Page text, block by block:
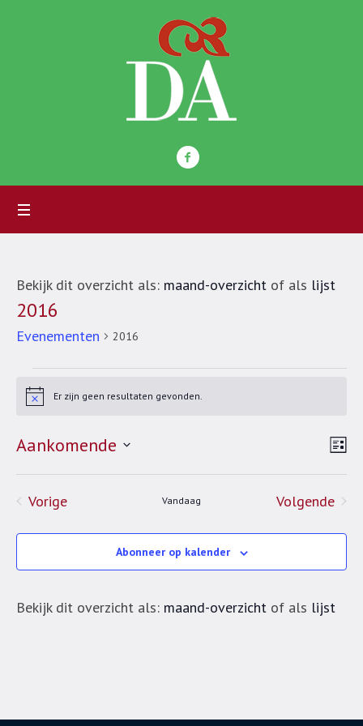
Bekijk dit overzicht als: maand-overzicht of als lijst
2016
Evenementen 2016
Evenementen
BerichtEr zijn geen resultaten gevonden.
Aankomende
Selecteer
datum.
VorigeEvenementen Vandaag Volgende
Abonneer op kalender
Bekijk dit overzicht als: maand-overzicht of als lijst